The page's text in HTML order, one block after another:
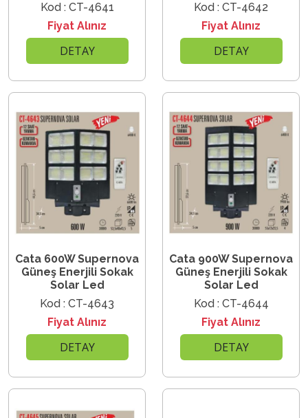
Kod : CT-4641
Fiyat Alınız
DETAY
Kod : CT-4642
Fiyat Alınız
DETAY
Cata 600W Supernova
Güneş Enerjili Sokak
Solar Led
Kod : CT-4643
Fiyat Alınız
DETAY
Cata 900W Supernova
Güneş Enerjili Sokak
Solar Led
Kod : CT-4644
Fiyat Alınız
DETAY